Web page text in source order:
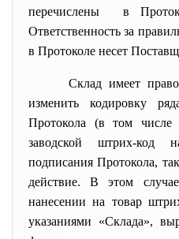
перечислены в
Ответственность за
в Протоколе несет
Склад имеет
изменить кодировку
Протокола (в том числе
заводской штрих-
подписания Протокола,
действие. В этом
нанесении на товар
указаниями «Склада»,